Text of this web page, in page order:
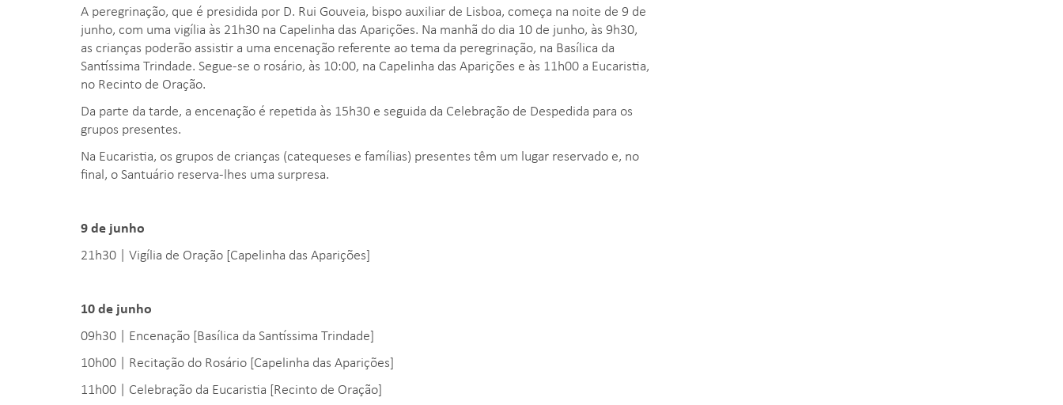
A peregrinação, que é presidida por D. Rui Gouveia, bispo auxiliar de Lisboa, começa na noite de 9 de
junho, com uma vigília às 21h30 na Capelinha das Aparições. Na manhã do dia 10 de junho, às 9h30,
as crianças poderão assistir a uma encenação referente ao tema da peregrinação, na Basílica da
Santíssima Trindade. Segue-se o rosário, às 10:00, na Capelinha das Aparições e às 11h00 a Eucaristia,
no Recinto de Oração.
Da parte da tarde, a encenação é repetida às 15h30 e seguida da Celebração de Despedida para os
grupos presentes.
Na Eucaristia, os grupos de crianças (catequeses e famílias) presentes têm um lugar reservado e, no
final, o Santuário reserva-lhes uma surpresa.
9 de junho
21h30 | Vigília de Oração [Capelinha das Aparições]
10 de junho
09h30 | Encenação [Basílica da Santíssima Trindade]
10h00 | Recitação do Rosário [Capelinha das Aparições]
11h00 | Celebração da Eucaristia [Recinto de Oração]